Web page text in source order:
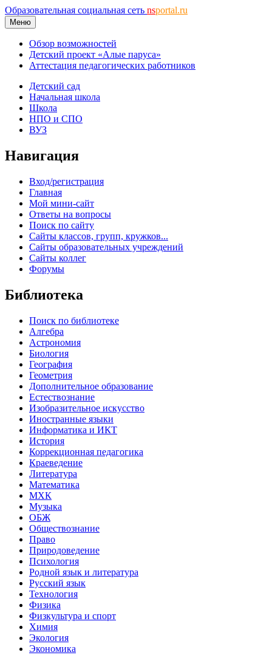
Образовательная социальная сеть nsportal.ru
Меню
Обзор возможностей
Детский проект «Алые паруса»
Аттестация педагогических работников
Детский сад
Начальная школа
Школа
НПО и СПО
ВУЗ
Навигация
Вход/регистрация
Главная
Мой мини-сайт
Ответы на вопросы
Поиск по сайту
Сайты классов, групп, кружков...
Сайты образовательных учреждений
Сайты коллег
Форумы
Библиотека
Поиск по библиотеке
Алгебра
Астрономия
Биология
География
Геометрия
Дополнительное образование
Естествознание
Изобразительное искусство
Иностранные языки
Информатика и ИКТ
История
Коррекционная педагогика
Краеведение
Литература
Математика
МХК
Музыка
ОБЖ
Обществознание
Право
Природоведение
Психология
Родной язык и литература
Русский язык
Технология
Физика
Физкультура и спорт
Химия
Экология
Экономика